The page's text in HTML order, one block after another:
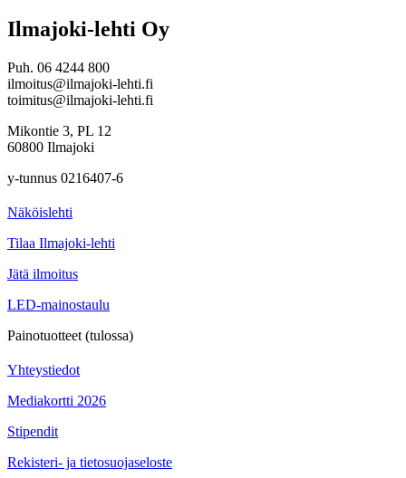
Ilmajoki-lehti Oy
Puh. 06 4244 800
ilmoitus@ilmajoki-lehti.fi
toimitus@ilmajoki-lehti.fi
Mikontie 3, PL 12
60800 Ilmajoki
y-tunnus 0216407-6
Näköislehti
Tilaa Ilmajoki-lehti
Jätä ilmoitus
LED-mainostaulu
Painotuotteet (tulossa)
Yhteystiedot
Mediakortti 2026
Stipendit
Rekisteri- ja tietosuojaseloste